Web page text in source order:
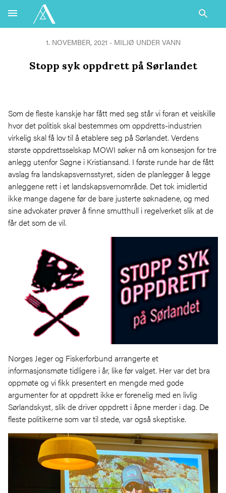
1. NOVEMBER, 2021 - MILJØ UNDER VANN
Stopp syk oppdrett på Sørlandet
Som de fleste kanskje har fått med seg står vi foran et veiskille
hvor det politisk skal bestemmes om oppdretts-industrien
virkelig skal få lov til å etablere seg på Sørlandet. Verdens
største oppdrettsselskap MOWI søker nå om konsesjon for tre
anlegg utenfor Søgne i Kristiansand. I første runde har de fått
avslag fra landskapsvernsstyret, siden de planlegger å legge
anleggene rett i et landskapsvernområde. Det tok imidlertid
ikke mange dagene før de bare justerte søknadene, og med
sine advokater prøver å finne smutthull i regelverket slik at de
får det som de vil.
Norges Jeger og Fiskerforbund arrangerte et
informasjonsmøte tidligere i år, like før valget. Her var det bra
oppmøte og vi fikk presentert en mengde med gode
argumenter for at oppdrett ikke er forenelig med en livlig
Sørlandskyst, slik de driver oppdrett i åpne merder i dag. De
fleste politikerne som var til stede, var også skeptiske.